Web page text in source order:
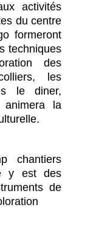
activités
du centre
formeront
techniques
des
les
le diner,
animera la
chantiers
y est des
de